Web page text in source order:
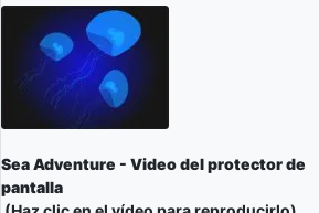
Sea Adventure - Video del protector de
pantalla